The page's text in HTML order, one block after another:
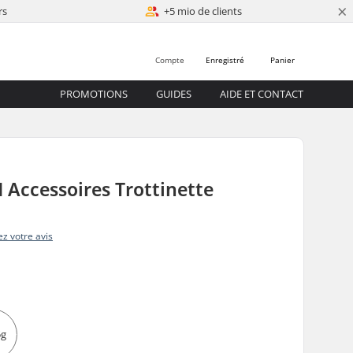
+5 mio de clients ×
Panier
Enregistré
Compte
PROMOTIONS GUIDES AIDE ET CONTACT
Accessoires Trottinette
votre avis